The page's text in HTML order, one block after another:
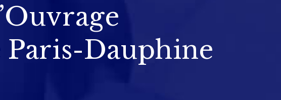
Dauphine